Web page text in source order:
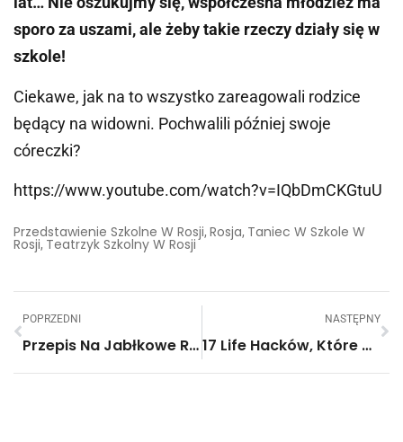
sporo za uszami, ale żeby takie rzeczy działy się w
szkole!
Ciekawe, jak na to wszystko zareagowali rodzice
będący na widowni. Pochwalili później swoje
córeczki?
https://www.youtube.com/watch?v=IQbDmCKGtuU
Przedstawienie Szkolne W Rosji, Rosja, Taniec W Szkole W
Rosji, Teatrzyk Szkolny W Rosji
POPRZEDNI
Przepis Na Jabłkowe Róże – Ależ Chciałoby Się To Zjeść!
NASTĘPNY
17 Life Hacków, Które Musi Poznać Każdy Rodzic. #7 Jest Najważniejszy!